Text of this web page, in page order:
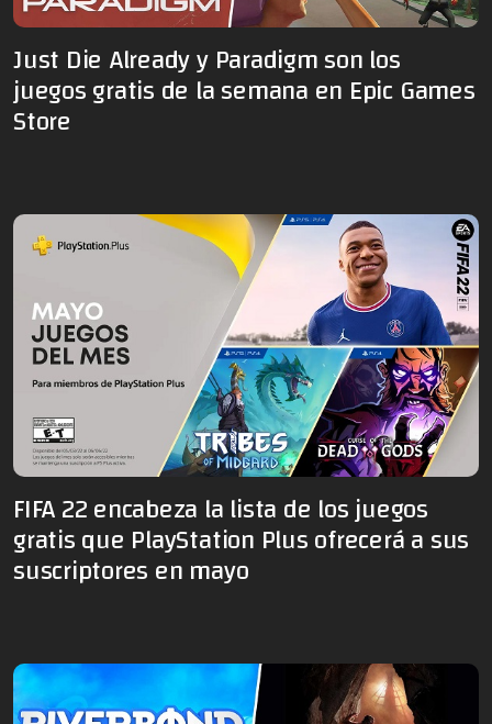
Just Die Already y Paradigm son los
juegos gratis de la semana en Epic Games
Store
FIFA 22 encabeza la lista de los juegos
gratis que PlayStation Plus ofrecerá a sus
suscriptores en mayo